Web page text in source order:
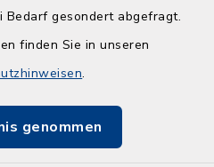
gesondert abgefragt.
finden Sie in unseren
.
genommen